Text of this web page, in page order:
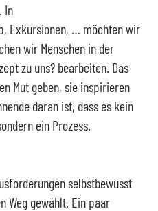
In
Exkursionen, … möchten wir
wir Menschen in der
zu uns? bearbeiten. Das
Mut geben, sie inspirieren
daran ist, dass es kein
ein Prozess.
selbstbewusst
Weg gewählt. Ein paar